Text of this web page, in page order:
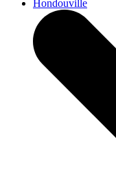
Hondouville